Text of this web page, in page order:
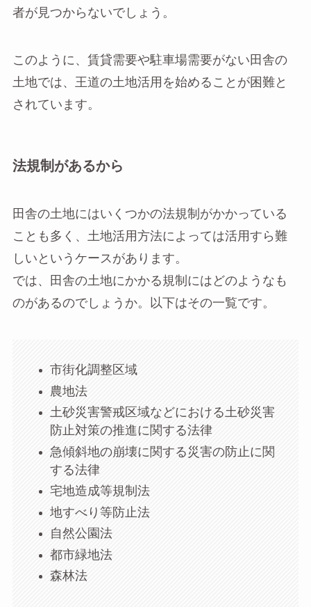
者が見つからないでしょう。
このように、賃貸需要や駐車場需要がない田舎の
土地では、王道の土地活用を始めることが困難と
されています。
法規制があるから
田舎の土地にはいくつかの法規制がかかっている
ことも多く、土地活用方法によっては活用すら難
しいというケースがあります。
では、田舎の土地にかかる規制にはどのようなも
のがあるのでしょうか。以下はその一覧です。
市街化調整区域
農地法
土砂災害警戒区域などにおける土砂災害
防止対策の推進に関する法律
急傾斜地の崩壊に関する災害の防止に関
する法律
宅地造成等規制法
地すべり等防止法
自然公園法
都市緑地法
森林法